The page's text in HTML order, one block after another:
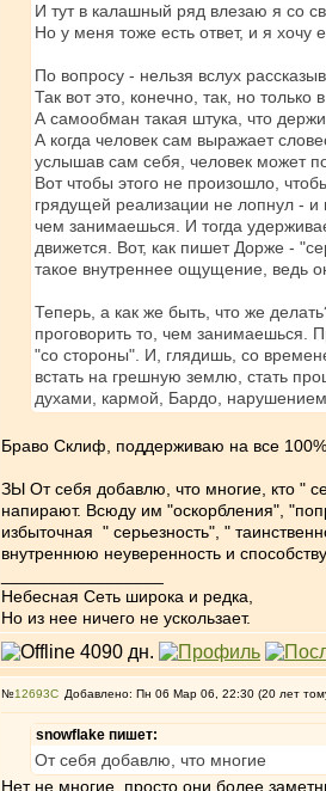
И тут в калашный ряд влезаю я со
Но у меня тоже есть ответ, и я хочу
По вопросу - нельзя вслух
Так вот это, конечно, так, но
А самообман такая штука, что
А когда человек сам выражает
услышав сам себя, человек может
Вот чтобы этого не произошло,
грядущей реализации не лопнул - и
чем занимаешься. И тогда
движется. Вот, как пишет Дорже -
такое внутреннее ощущение, ведь
Теперь, а как же быть, что же
проговорить то, чем занимаешься.
"со стороны". И, глядишь, со
встать на грешную землю, стать
духами, кармой, Бардо, нарушением
Браво Склиф, поддерживаю на все
ЗЫ От себя добавлю, что многие, кто "
напирают. Всюду им "оскорбления",
избыточная " серьезность", "
внутреннюю неуверенность и
Небесная Сеть широка и редка,
Но из нее ничего не ускользает.
№12693 Добавлено: Пн 06 Мар 06, 22:30 (20 лет
snowflake пишет:
От себя добавлю, что многие
Нет не многие, просто они более